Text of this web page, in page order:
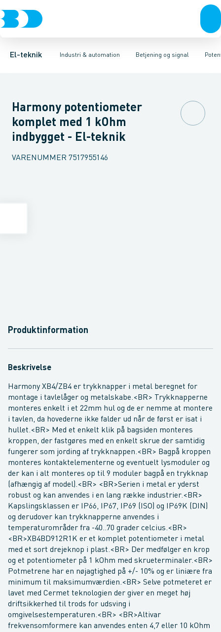
El-teknik Industri & automation
Afbrydere, stikkontakter & lampeudtagForgreningsmateriel
Betjening og signal
Industristiksystemer Frekvensomformere og softstartere
TrykknaphovedLystårn element, optiskTilslutningsmodul
Harmony potentiometer
komplet med 1 kOhm
indbygget - El-teknik
VARENUMMER 7517955146
Produktinformation
Beskrivelse
Harmony XB4/ZB4 er trykknapper i metal beregnet for
montage i tavlelåger og metalskabe.<BR> Trykknapperne
monteres enkelt i et 22mm hul og de er nemme at montere
i tavlen, da hovederne ikke falder ud når de først er isat i
hullet.<BR> Med et enkelt klik på bagsiden monteres
kroppen, der fastgøres med en enkelt skrue der samtidig
fungerer som jording af trykknappen.<BR> Bagpå kroppen
monteres kontaktelementerne og eventuelt lysmoduler og
der kan i alt monteres op til 9 moduler bagpå en trykknap
(afhængig af model).<BR> <BR>Serien i metal er yderst
robust og kan anvendes i en lang række industrier.<BR>
Kapslingsklassen er IP66, IP67, IP69 (ISO) og IP69K (DIN)
og derudover kan trykknapperne anvendes i
temperaturområder fra -40..70 grader celcius.<BR>
<BR>XB4BD912R1K er et komplet potentiometer i metal
med et sort drejeknop i plast.<BR> Der medfølger en krop
og et potentiometer på 1 kOhm med skrueterminaler.<BR>
Potmetrene har en nøjagtighed på +/- 10% og er liniære fra
minimum til maksimumværdien.<BR> Selve potmeteret er
lavet med Cermet teknologien der giver en meget høj
driftsikkerhed til trods for udsving i
omgivelsestemperaturen.<BR> <BR>Altivar
frekvensomformere kan anvendes enten 4,7 eller 10 kOhm